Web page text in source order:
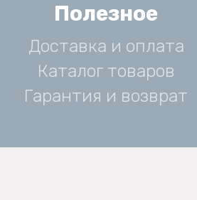
Полезное
Доставка и оплата
Каталог товаров
Гарантия и возврат